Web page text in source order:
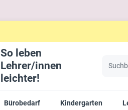
So leben
Lehrer/innen
leichter!
Bürobedarf Kindergarten